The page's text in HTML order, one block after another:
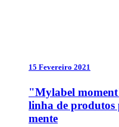
15 Fevereiro 2021
"Mylabel
linha de produtos
mente